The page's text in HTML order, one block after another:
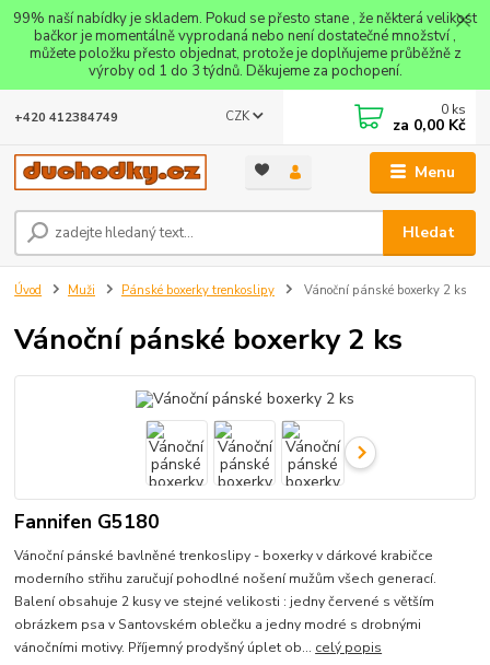
99% naší nabídky je skladem. Pokud se přesto stane , že některá velikost
bačkor je momentálně vyprodaná nebo není dostatečné množství ,
můžete položku přesto objednat, protože je doplňujeme průběžně z
výroby od 1 do 3 týdnů. Děkujeme za pochopení.
Menu
CZK
Hledat
+420 412384749 0 ks
za 0,00 Kč
Úvod Muži Pánské boxerky trenkoslipy Vánoční pánské boxerky 2 ks
Vánoční pánské boxerky 2 ks
Fannifen G5180
Vánoční pánské bavlněné trenkoslipy - boxerky v dárkové krabičce
moderního střihu zaručují pohodlné nošení mužům všech generací.
Balení obsahuje 2 kusy ve stejné velikosti : jedny červené s větším
obrázkem psa v Santovském oblečku a jedny modré s drobnými
vánočními motivy. Příjemný prodyšný úplet ob... celý popis